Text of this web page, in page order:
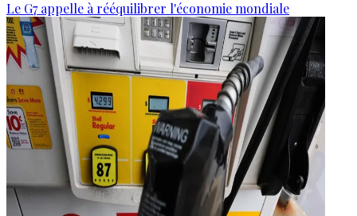
Le G7 appelle à rééquilibrer l'économie mondiale